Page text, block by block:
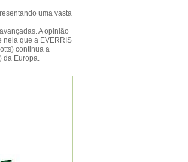
uma vasta
A opinião
nela que a EVERRIS
continua a
da Europa.